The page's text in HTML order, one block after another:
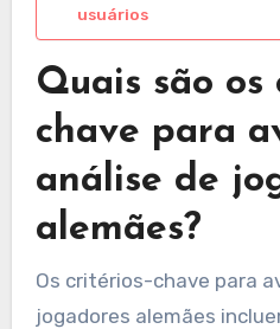
usuários
Quais são os
chave para
análise de
alemães?
Os critérios-chave para
jogadores alemães